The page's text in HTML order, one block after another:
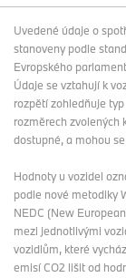
Uvedené údaje o
stanoveny podle
Evropského
Údaje se vztahují k
rozpětí zohledňuje
rozměrech zvolených
dostupné, a mohou
Hodnoty u vozidel
podle nové metodiky
NEDC (New
mezi jednotlivými
vozidlům, které
emisí CO2 lišit od